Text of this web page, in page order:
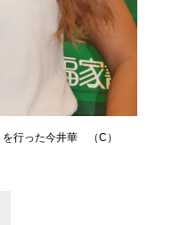
行った今井華 （C）